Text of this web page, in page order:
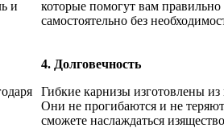
и
которые помогут вам
самостоятельно без
4. Долговечность
Гибкие карнизы изготовлены из
Они не прогибаются и не
сможете наслаждаться